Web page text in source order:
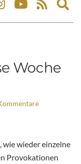
Woche
wieder einzelne
Provokationen